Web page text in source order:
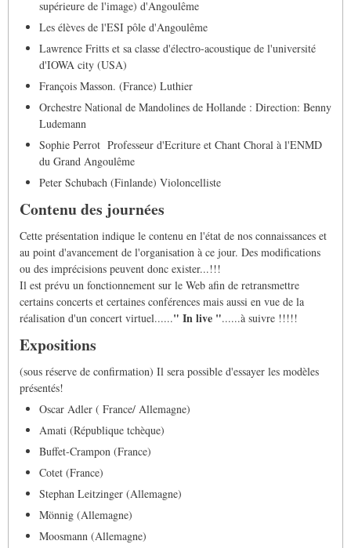
supérieure de l'image) d'Angoulême
Les élèves de l'ESI pôle d'Angoulême
Lawrence Fritts et sa classe d'électro-acoustique de l'université
d'IOWA city (USA)
François Masson. (France) Luthier
Orchestre National de Mandolines de Hollande : Direction: Benny
Ludemann
Sophie Perrot Professeur d'Ecriture et Chant Choral à l'ENMD
du Grand Angoulême
Peter Schubach (Finlande) Violoncelliste
Contenu des journées
Cette présentation indique le contenu en l'état de nos connaissances et
au point d'avancement de l'organisation à ce jour. Des modifications
ou des imprécisions peuvent donc exister...!!!
Il est prévu un fonctionnement sur le Web afin de retransmettre
certains concerts et certaines conférences mais aussi en vue de la
réalisation d'un concert virtuel......" In live "......à suivre !!!!!
Expositions
(sous réserve de confirmation) Il sera possible d'essayer les modèles
présentés!
Oscar Adler ( France/ Allemagne)
Amati (République tchèque)
Buffet-Crampon (France)
Cotet (France)
Stephan Leitzinger (Allemagne)
Mönnig (Allemagne)
Moosmann (Allemagne)